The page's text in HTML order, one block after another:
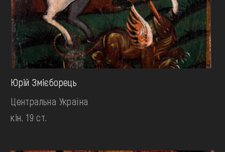
Юрій Змієборець
Центральна Україна
кін. 19 ст.